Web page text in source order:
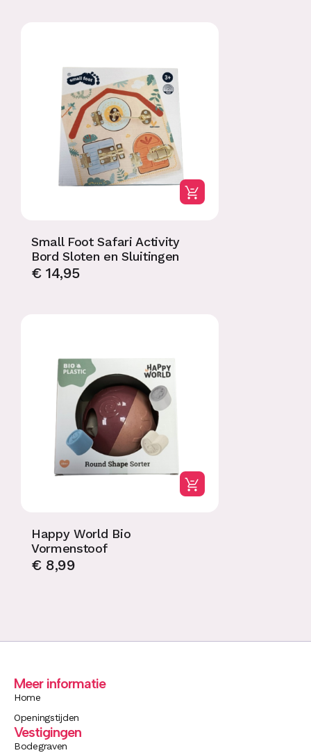
Small Foot Safari Activity
Bord Sloten en Sluitingen
€14,95
Happy World Bio
Vormenstoof
€8,99
Meer informatie
Home
Openingstijden
Vestigingen
Bodegraven